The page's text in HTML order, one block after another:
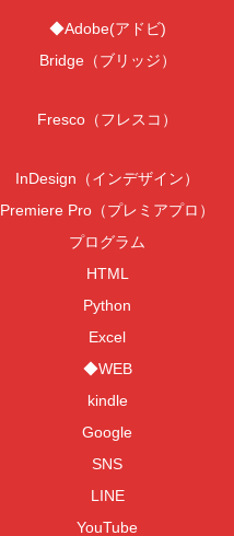
◆Adobe(アドビ)
Bridge（ブリッジ）
Fresco（フレスコ）
InDesign（インデザイン）
Premiere Pro（プレミアプロ）
プログラム
HTML
Python
Excel
◆WEB
kindle
Google
SNS
LINE
YouTube